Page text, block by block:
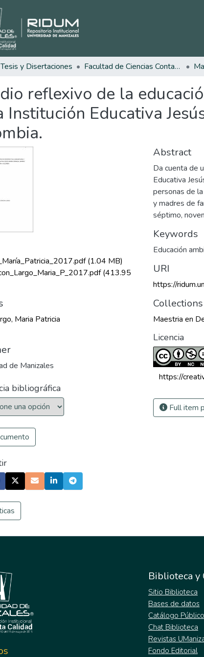
Tesis y Disertaciones Facultad de Ciencias Contables Económicas y Administrativas
reflexivo de la
Institución Educativa
(1.04 MB)
(413.95
Maria Patricia
de Manizales
bibliográfica
Abstract
Da cuenta de
Educativa
personas de
y madres de
séptimo,
Keywords
Educación
URI
https://
Collections
Maestria en
Licencia
https://
Full item
Biblioteca y
Sitio Biblioteca
Bases de datos
Catálogo
Chat Biblioteca
Revistas
Fondo Editorial